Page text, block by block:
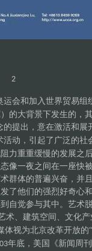
2
运会和加入世界贸易组
的大背景下发生的，
的提出，意在激活和展
动，引起了广泛的社
力重重缓慢的发展之
像一夜之间在一座快
群体的普遍兴奋，并
了他们的强烈好奇心
自觉参与其中。艺术
术、建筑空间、文化
体视为北京改革开放的
年底，美国《新闻周